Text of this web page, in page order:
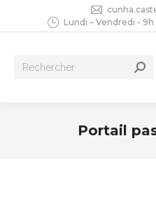
Lundi – Vendredi - 9h
Recherche
Portail